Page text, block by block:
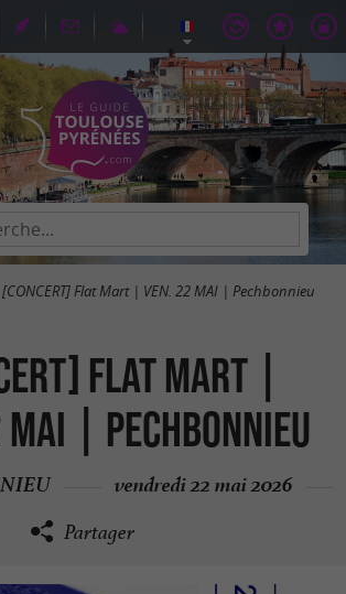
[CONCERT] Flat Mart | VEN. 22 MAI | Pechbonnieu
Flat Mart |
MAI | Pechbonnieu
vendredi 22 mai 2026
Partager